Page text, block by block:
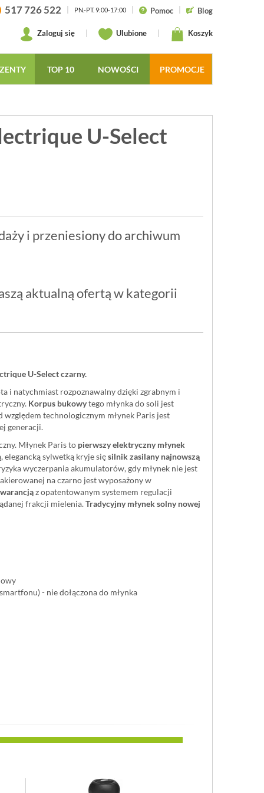
517 726 522 PN.-PT. 9:00-17:00 Pomoc Blog
Zaloguj się Ulubione Koszyk
TOP 10 NOWOŚCI PROMOCJE
U-Select
i przeniesiony do archiwum
aktualną ofertą w kategorii
U-Select czarny.
i natychmiast rozpoznawalny dzięki zgrabnym i
Korpus bukowytego młynka do soli jest
technologicznym młynek Paris jest
generacji.
Młynek Paris to pierwszy elektryczny młynek
elegancką sylwetką kryje sięsilnik zasilany najnowszą
wyczerpania akumulatorów, gdy młynek nie jest
na czarno jest wyposażony w
z opatentowanym systemem regulacji
frakcji mielenia.Tradycyjny młynek solny nowej
- nie dołączona do młynka